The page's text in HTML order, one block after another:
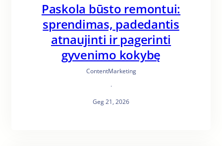
Paskola būsto remontui:
sprendimas, padedantis
atnaujinti ir pagerinti
gyvenimo kokybę
ContentMarketing
·
Geg 21, 2026